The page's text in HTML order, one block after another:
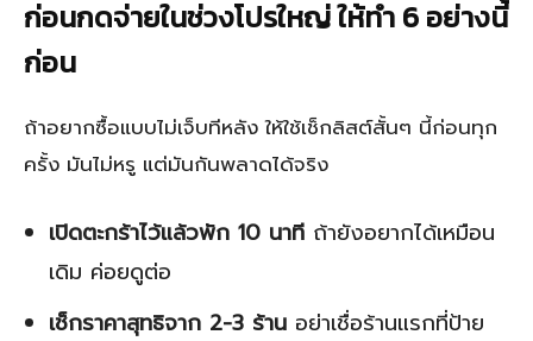
ก่อนกดจ่ายในช่วงโปรใหญ่ ให้ทำ 6 อย่างนี้
ก่อน
ถ้าอยากซื้อแบบไม่เจ็บทีหลัง ให้ใช้เช็กลิสต์สั้นๆ นี้ก่อนทุก
ครั้ง มันไม่หรู แต่มันกันพลาดได้จริง
เปิดตะกร้าไว้แล้วพัก 10 นาที ถ้ายังอยากได้เหมือน
เดิม ค่อยดูต่อ
เช็กราคาสุทธิจาก 2-3 ร้าน อย่าเชื่อร้านแรกที่ป้าย